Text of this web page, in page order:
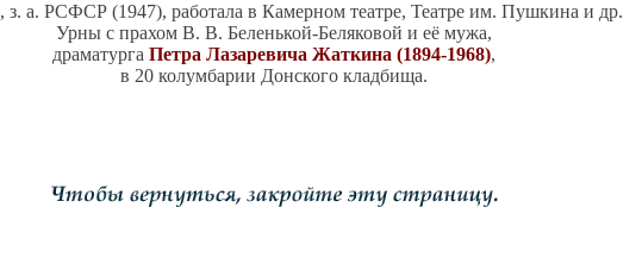
, з. а. РСФСР (1947), работала в Камерном театре, Театре им. Пушкина и др.
Урны с прахом В. В. Беленькой-Беляковой и её мужа,
драматурга Петра Лазаревича Жаткина (1894-1968),
в 20 колумбарии Донского кладбища.